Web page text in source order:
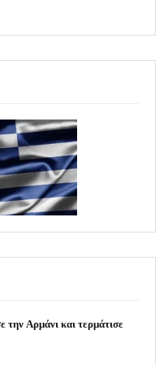
την Αρμάνι και τερμάτισε